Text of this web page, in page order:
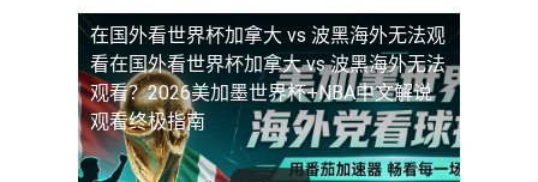
在国外看世界杯加拿大 vs 波黑海外无法观
看在国外看世界杯加拿大 vs 波黑海外无法
观看？2026美加墨世界杯+NBA中文解说
观看终极指南